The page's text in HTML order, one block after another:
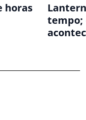
horas
tempo;